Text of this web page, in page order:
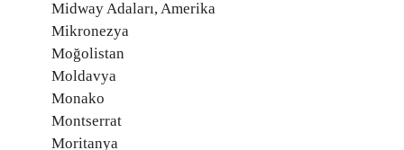
Midway Adaları, Amerika
Mikronezya
Moğolistan
Moldavya
Monako
Montserrat
Moritanya